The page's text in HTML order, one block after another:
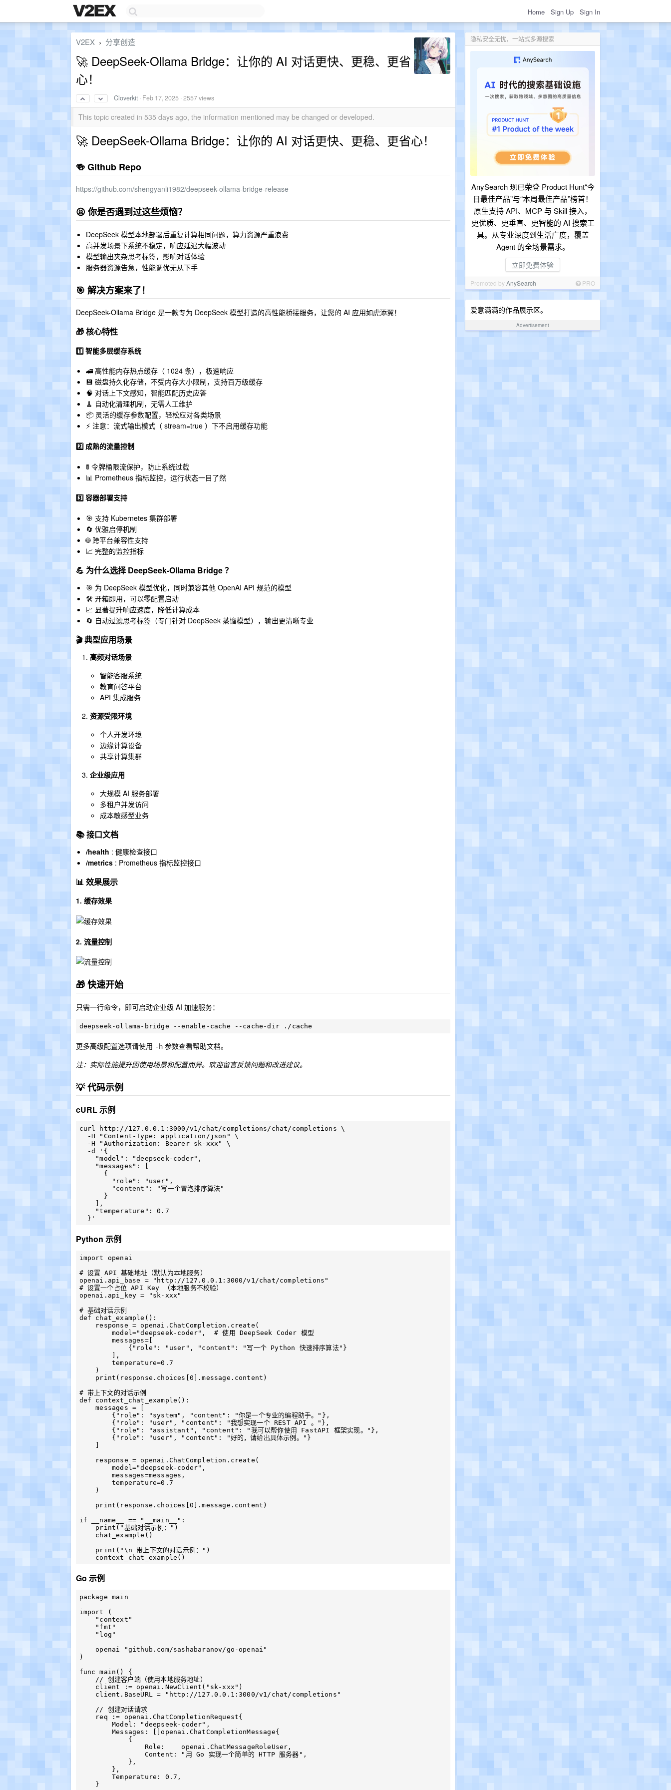
Home Sign Up Sign In
隐私安全无忧，一站式多源搜索
AnySearch 现已荣登 Product Hunt“今
日最佳产品”与“本周最佳产品”榜首！
原生支持 API、MCP 与 Skill 接入，
更优质、更垂直、更智能的 AI 搜索工
具。从专业深度到生活广度，覆盖
Agent 的全场景需求。
立即免费体验
Promoted byAnySearch PRO
爱意满满的作品展示区。
Advertisement
V2EX › 分享创造
🚀 DeepSeek-Ollama Bridge：让你的 AI 对话更快、更稳、更省
心！
Cloverkit · Feb 17, 2025 · 2557 views
This topic created in 535 days ago, the information mentioned may be changed or developed.
🚀 DeepSeek-Ollama Bridge：让你的 AI 对话更快、更稳、更省心！
🍻 Github Repo
https://github.com/shengyanli1982/deepseek-ollama-bridge-release
😫 你是否遇到过这些烦恼？
DeepSeek 模型本地部署后重复计算相同问题，算力资源严重浪费
高并发场景下系统不稳定，响应延迟大幅波动
模型输出夹杂思考标签，影响对话体验
服务器资源告急，性能调优无从下手
🎯 解决方案来了！
DeepSeek-Ollama Bridge 是一款专为 DeepSeek 模型打造的高性能桥接服务，让您的 AI 应用如虎添翼！
🎁 核心特性
1️⃣ 智能多层缓存系统
🚄 高性能内存热点缓存（ 1024 条），极速响应
💾 磁盘持久化存储，不受内存大小限制，支持百万级缓存
🧠 对话上下文感知，智能匹配历史应答
🧹 自动化清理机制，无需人工维护
📦 灵活的缓存参数配置，轻松应对各类场景
⚡ 注意：流式输出模式（ stream=true ）下不启用缓存功能
2️⃣ 成熟的流量控制
🚦 令牌桶限流保护，防止系统过载
📊 Prometheus 指标监控，运行状态一目了然
3️⃣ 容器部署支持
🎯 支持 Kubernetes 集群部署
🔄 优雅启停机制
🌐 跨平台兼容性支持
📈 完整的监控指标
💪 为什么选择 DeepSeek-Ollama Bridge ？
🎯 为 DeepSeek 模型优化，同时兼容其他 OpenAI API 规范的模型
🛠️ 开箱即用，可以零配置启动
📈 显著提升响应速度，降低计算成本
🔄 自动过滤思考标签（专门针对 DeepSeek 蒸馏模型），输出更清晰专业
🎬 典型应用场景
高频对话场景
智能客服系统
教育问答平台
API 集成服务
资源受限环境
个人开发环境
边缘计算设备
共享计算集群
企业级应用
大规模 AI 服务部署
多租户并发访问
成本敏感型业务
📚 接口文档
/health : 健康检查接口
/metrics : Prometheus 指标监控接口
📊 效果展示
1. 缓存效果
2. 流量控制
🎁 快速开始
只需一行命令，即可启动企业级 AI 加速服务：
更多高级配置选项请使用 -h 参数查看帮助文档。
注：实际性能提升因使用场景和配置而异。欢迎留言反馈问题和改进建议。
💡 代码示例
cURL 示例
curl http://127.0.0.1:3000/v1/chat/completions/chat/completions \
Python 示例
import openai
# 设置 API 基础地址（默认为本地服务）
openai.api_base = "http://127.0.0.1:3000/v1/chat/completions"
# 设置一个占位 API Key （本地服务不校验）
openai.api_key = "sk-xxx"
# 基础对话示例
def chat_example():
        model="deepseek-coder",  # 使用 DeepSeek Coder 模型
        messages=[
        temperature=0.7
# 带上下文的对话示例
def context_chat_example():
    messages = [
        model="deepseek-coder",
        messages=messages,
        temperature=0.7
if __name__ == "__main__":
Go 示例
package main
import (
)
func main() {
        Model: "deepseek-coder",
        Messages: []openai.ChatCompletionMessage{
        Temperature: 0.7,